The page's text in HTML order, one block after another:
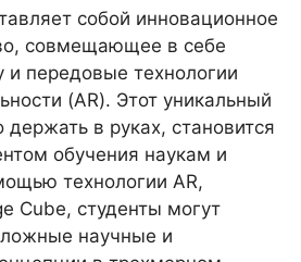
собой инновационное
совмещающее в себе
передовые технологии
(AR). Этот уникальный
держать в руках, становится
обучения наукам и
технологии AR,
Cube, студенты могут
научные и